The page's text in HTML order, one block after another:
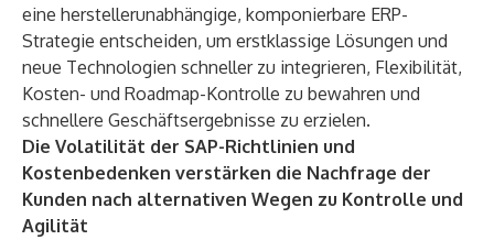
eine herstellerunabhängige, komponierbare ERP-
Strategie entscheiden, um erstklassige Lösungen und
neue Technologien schneller zu integrieren, Flexibilität,
Kosten- und Roadmap-Kontrolle zu bewahren und
schnellere Geschäftsergebnisse zu erzielen.
Die Volatilität der SAP-Richtlinien und
Kostenbedenken verstärken die Nachfrage der
Kunden nach alternativen Wegen zu Kontrolle und
Agilität